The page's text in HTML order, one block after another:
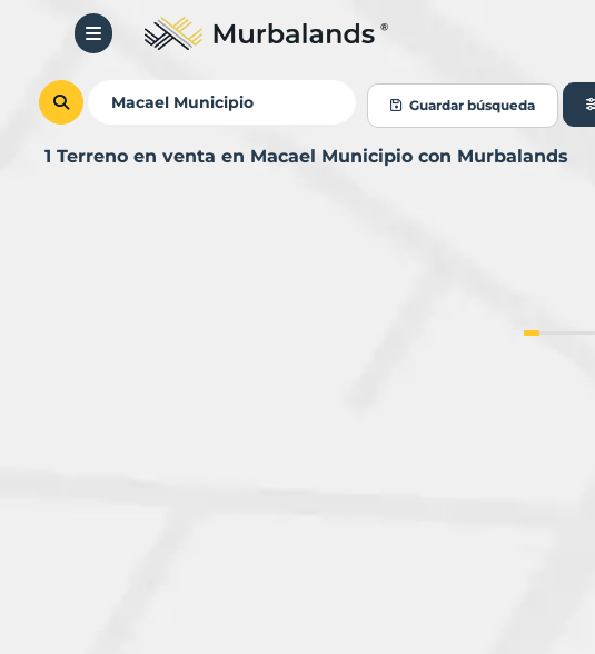
Guardar búsqueda
1 Terreno en venta en Macael Municipio con Murbalands